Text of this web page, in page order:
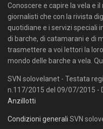
Conoscere e capire la vela e
giornalisti che con la rivista
quotidiane e i servizi speciali
di barche, di catamarani e di
trasmettere a voi lettori la
mondo delle barche a vela.
SVN solovelanet - Testata
n.117/2015 del 09/07/2015 -
Anzillotti
Condizioni generali SVN